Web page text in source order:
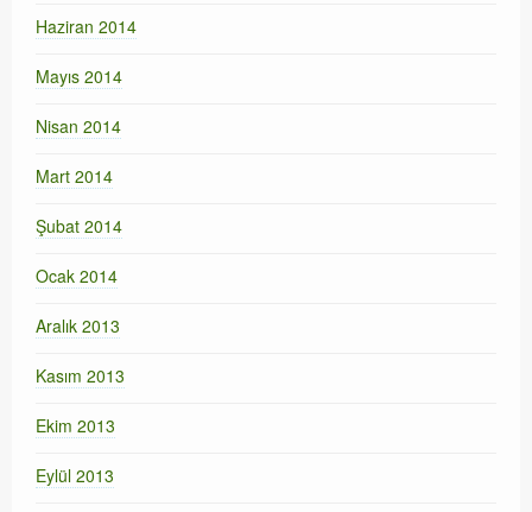
Haziran 2014
Mayıs 2014
Nisan 2014
Mart 2014
Şubat 2014
Ocak 2014
Aralık 2013
Kasım 2013
Ekim 2013
Eylül 2013